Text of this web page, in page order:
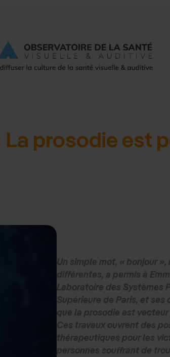
La prosodie est
Un simple mot, « bonjour
différentes, a permis à
Laboratoire des Systèmes
Supérieure de Paris, et
que la prosodie est
Ces travaux ouvrent des
thérapeutiques pour les
personnes souffrant de